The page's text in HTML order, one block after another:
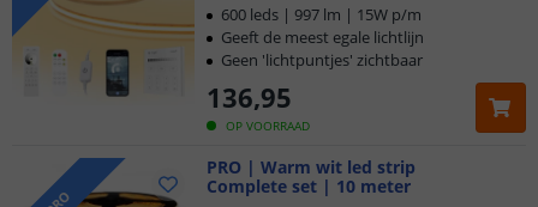
OP VOORRAAD
136,95
600 leds | 997 lm | 15W p/m
Geeft de meest egale lichtlijn
Geen 'lichtpuntjes' zichtbaar
PRO | Warm wit led strip
Complete set | 10 meter